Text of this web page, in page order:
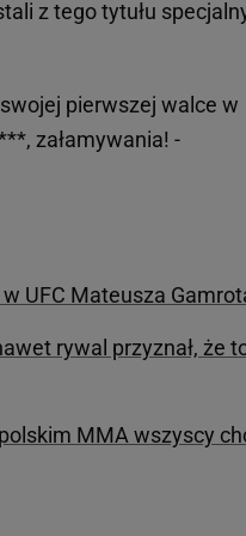
z tego tytułu
pierwszej walce w
załamywania! -
UFC Mateusza
rywal przyznał, że
MMA wszyscy